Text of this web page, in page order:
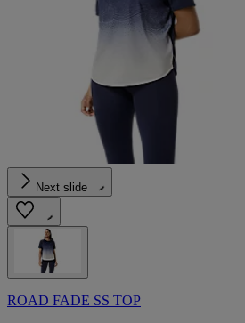
Next slide
ROAD FADE SS TOP